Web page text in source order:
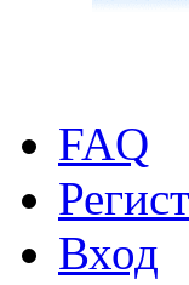
FAQ
Вход